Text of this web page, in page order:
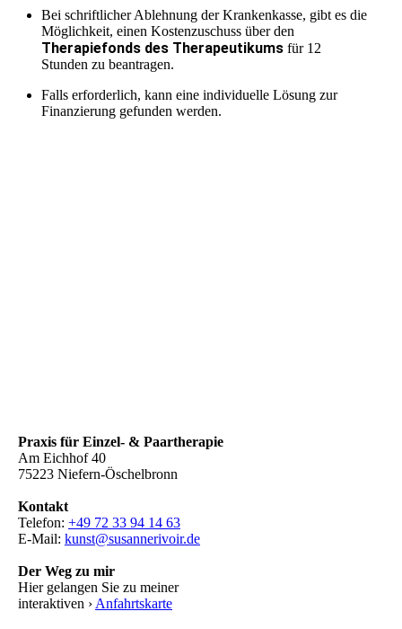
Bei schriftlicher Ablehnung der Krankenkasse, gibt es die
Möglichkeit, einen Kostenzuschuss über den
Therapiefonds des Therapeutikums für 12
Stunden zu beantragen.
Falls erforderlich, kann eine individuelle Lösung zur
Finanzierung gefunden werden.
Praxis für Einzel- & Paartherapie
Am Eichhof 40
75223 Niefern-Öschelbronn
Kontakt
Telefon: +49 72 33 94 14 63
E-Mail: kunst@susannerivoir.de
Der Weg zu mir
Hier gelangen Sie zu meiner
interaktiven › Anfahrtskarte